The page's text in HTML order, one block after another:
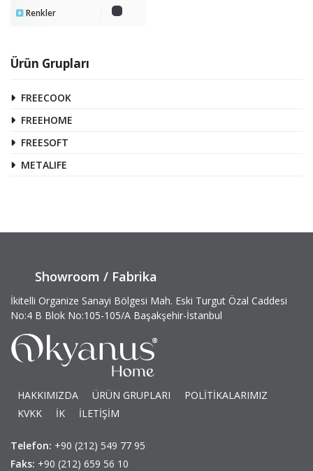
Ürün Grupları
FREECOOK
FREEHOME
FREESOFT
METALIFE
Renkler
Showroom / Fabrika
İkitelli Organize Sanayi Bölgesi Mah. Eski Turgut Özal Caddesi
No:4 B Blok No:105-105/A Başakşehir-İstanbul
HAKKIMIZDA ÜRÜN GRUPLARI
POLİTİKALARIMIZ
KVKK
İK İLETİŞİM
Telefon: +90 (212) 549 77 95
Faks: +90 (212) 659 56 10